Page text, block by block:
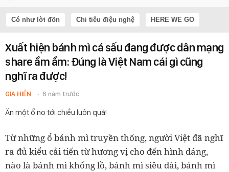
Có như lời đồn Chi tiêu điệu nghệ HERE WE GO
Xuất hiện bánh mì cá sấu đang được dân mạng
share ầm ầm: Đúng là Việt Nam cái gì cũng
nghĩ ra được!
GIA HIỂN 6 năm trước
Ăn một ổ no tới chiều luôn quá!
Từ những ổ bánh mì truyền thống, người Việt đã nghĩ
ra đủ kiểu cải tiến từ hương vị cho đến hình dáng,
nào là bánh mì khổng lồ, bánh mì siêu dài, bánh mì